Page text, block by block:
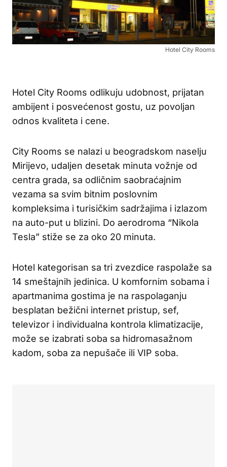
Hotel City Rooms
Hotel City Rooms odlikuju udobnost, prijatan
ambijent i posvećenost gostu, uz povoljan
odnos kvaliteta i cene.
City Rooms se nalazi u beogradskom naselju
Mirijevo, udaljen desetak minuta vožnje od
centra grada, sa odličnim saobraćajnim
vezama sa svim bitnim poslovnim
kompleksima i turisičkim sadržajima i izlazom
na auto-put u blizini. Do aerodroma “Nikola
Tesla” stiže se za oko 20 minuta.
Hotel kategorisan sa tri zvezdice raspolaže sa
14 smeštajnih jedinica. U komfornim sobama i
apartmanima gostima je na raspolaganju
besplatan bežični internet pristup, sef,
televizor i individualna kontrola klimatizacije,
može se izabrati soba sa hidromasažnom
kadom, soba za nepušače ili VIP soba.